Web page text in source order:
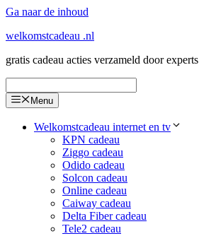
Ga naar de inhoud
welkomstcadeau .nl
gratis cadeau acties verzameld door experts
Menu
Welkomstcadeau internet en tv
KPN cadeau
Ziggo cadeau
Odido cadeau
Solcon cadeau
Online cadeau
Caiway cadeau
Delta Fiber cadeau
Tele2 cadeau